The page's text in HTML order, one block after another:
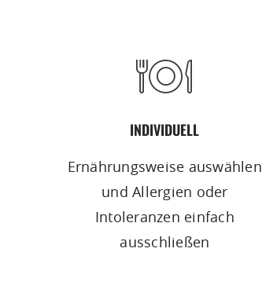
INDIVIDUELL
Ernährungsweise auswählen
und Allergien oder
Intoleranzen einfach
ausschließen